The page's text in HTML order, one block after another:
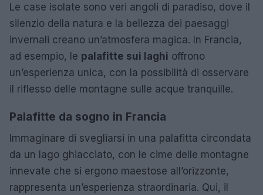
Le case isolate sono veri angoli di paradiso, dove il
silenzio della natura e la bellezza dei paesaggi
invernali creano un’atmosfera magica. In Francia,
ad esempio, le palafitte sui laghi offrono
un’esperienza unica, con la possibilità di osservare
il riflesso delle montagne sulle acque tranquille.
Palafitte da sogno in Francia
Immaginare di svegliarsi in una palafitta circondata
da un lago ghiacciato, con le cime delle montagne
innevate che si ergono maestose all’orizzonte,
rappresenta un’esperienza straordinaria. Qui, il